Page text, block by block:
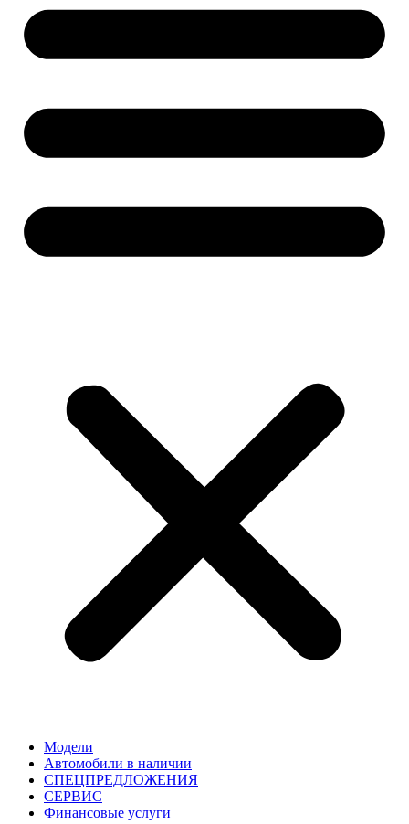
Модели
Автомобили в наличии
СПЕЦПРЕДЛОЖЕНИЯ
СЕРВИС
Финансовые услуги